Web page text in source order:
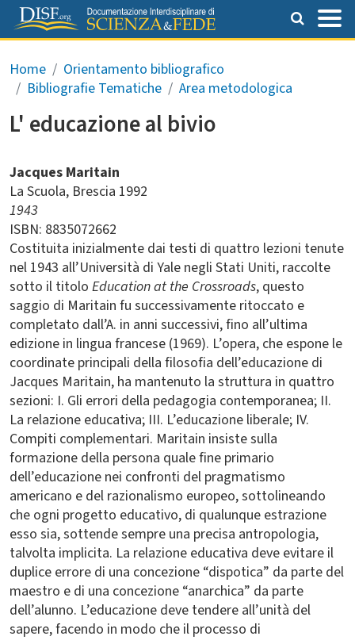
Salta al contenuto principale
Briciole di pane
Home
Orientamento bibliografico
Bibliografie Tematiche
Area metodologica
L' educazione al bivio
Jacques Maritain
La Scuola Brescia 1992
1943
ISBN: 8835072662
Costituita inizialmente dai testi di quattro lezioni tenute
nel 1943 all’Università di Yale negli Stati Uniti, raccolte
sotto il titolo Education at the Crossroads, questo
saggio di Maritain fu successivamente ritoccato e
completato dall’A. in anni successivi, fino all’ultima
edizione in lingua francese (1969). L’opera, che espone le
coordinate principali della filosofia dell’educazione di
Jacques Maritain, ha mantenuto la struttura in quattro
sezioni: I. Gli errori della pedagogia contemporanea; II.
La relazione educativa; III. L’educazione liberale; IV.
Compiti complementari. Maritain insiste sulla
formazione della persona quale fine primario
dell’educazione nei confronti del pragmatismo
americano e del razionalismo europeo, sottolineando
che ogni progetto educativo, di qualunque estrazione
esso sia, sottende sempre una precisa antropologia,
talvolta implicita. La relazione educativa deve evitare il
duplice errore di una concezione “dispotica” da parte del
maestro e di una concezione “anarchica” da parte
dell’alunno. L’educazione deve tendere all’unità del
sapere, facendo in modo che il processo di